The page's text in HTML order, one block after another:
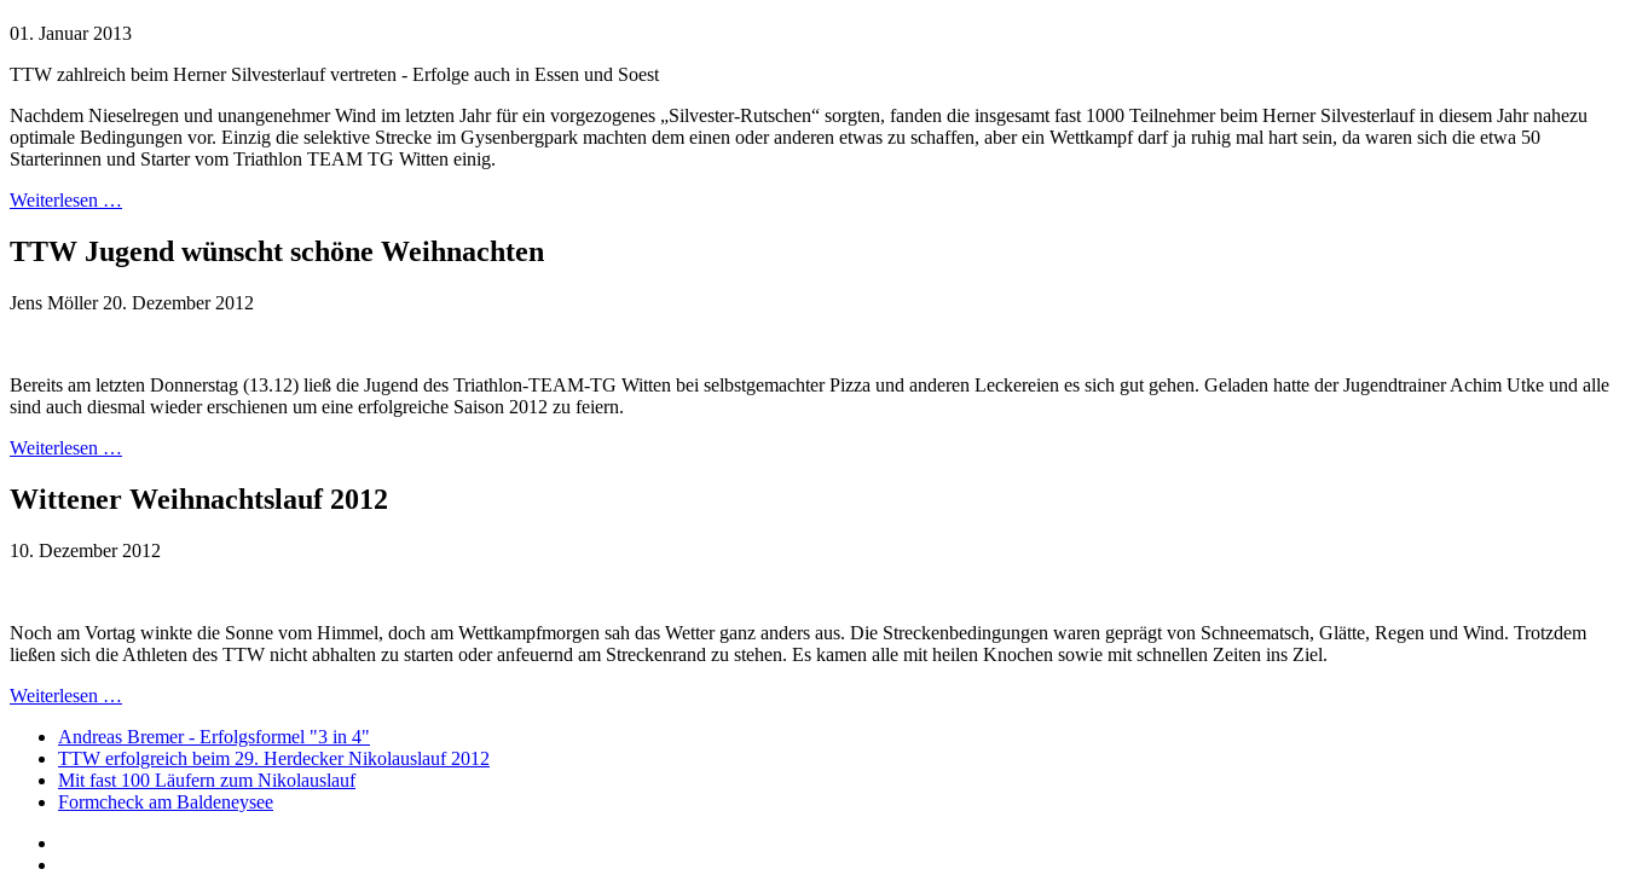
01. Januar 2013
TTW zahlreich beim Herner Silvesterlauf vertreten - Erfolge auch in Essen und Soest
Nachdem Nieselregen und unangenehmer Wind im letzten Jahr für ein vorgezogenes „Silvester-Rutschen“ sorgten, fanden die insgesamt fast 1000 Teilnehmer beim Herner Silvesterlauf in diesem Jahr nahezu
optimale Bedingungen vor. Einzig die selektive Strecke im Gysenbergpark machten dem einen oder anderen etwas zu schaffen, aber ein Wettkampf darf ja ruhig mal hart sein, da waren sich die etwa 50
Starterinnen und Starter vom Triathlon TEAM TG Witten einig.
Weiterlesen …
TTW Jugend wünscht schöne Weihnachten
Jens Möller 20. Dezember 2012
Bereits am letzten Donnerstag (13.12) ließ die Jugend des Triathlon-TEAM-TG Witten bei selbstgemachter Pizza und anderen Leckereien es sich gut gehen. Geladen hatte der Jugendtrainer Achim Utke und alle
sind auch diesmal wieder erschienen um eine erfolgreiche Saison 2012 zu feiern.
Weiterlesen …
Wittener Weihnachtslauf 2012
10. Dezember 2012
Noch am Vortag winkte die Sonne vom Himmel, doch am Wettkampfmorgen sah das Wetter ganz anders aus. Die Streckenbedingungen waren geprägt von Schneematsch, Glätte, Regen und Wind. Trotzdem
ließen sich die Athleten des TTW nicht abhalten zu starten oder anfeuernd am Streckenrand zu stehen. Es kamen alle mit heilen Knochen sowie mit schnellen Zeiten ins Ziel.
Weiterlesen …
Andreas Bremer - Erfolgsformel "3 in 4"
TTW erfolgreich beim 29. Herdecker Nikolauslauf 2012
Mit fast 100 Läufern zum Nikolauslauf
Formcheck am Baldeneysee